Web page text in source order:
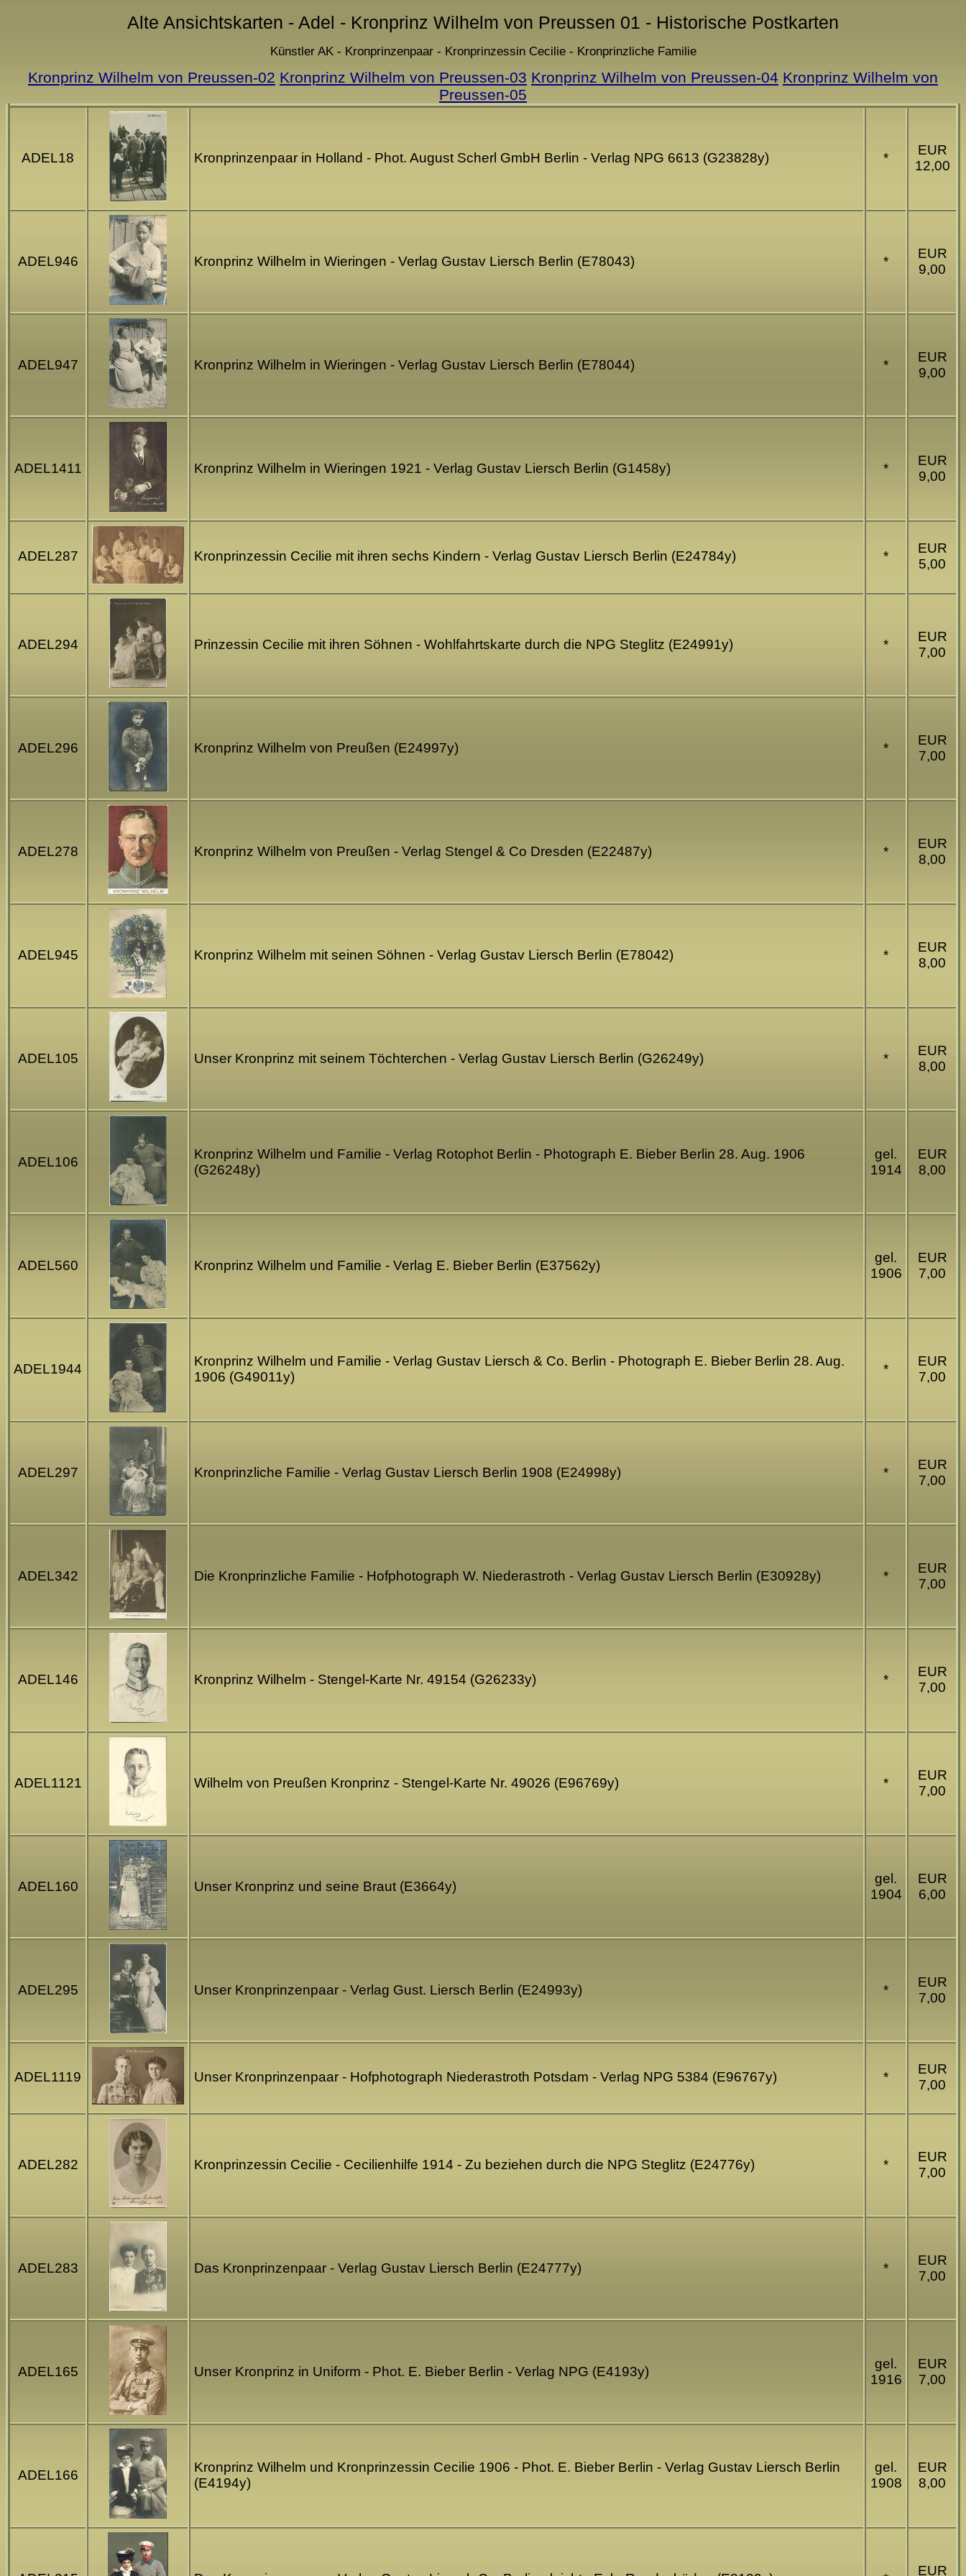
Alte Ansichtskarten - Adel - Kronprinz Wilhelm von Preussen 01 - Historische Postkarten
Künstler AK - Kronprinzenpaar - Kronprinzessin Cecilie - Kronprinzliche Familie
Kronprinz Wilhelm von Preussen-02 Kronprinz Wilhelm von Preussen-03 Kronprinz Wilhelm von Preussen-04 Kronprinz Wilhelm von
Preussen-05
ADEL18 Kronprinzenpaar in Holland - Phot. August Scherl GmbH Berlin - Verlag NPG 6613 (G23828y) *
EUR
12,00
ADEL946 Kronprinz Wilhelm in Wieringen - Verlag Gustav Liersch Berlin (E78043) *
EUR
9,00
ADEL947 Kronprinz Wilhelm in Wieringen - Verlag Gustav Liersch Berlin (E78044) *
EUR
9,00
ADEL1411 Kronprinz Wilhelm in Wieringen 1921 - Verlag Gustav Liersch Berlin (G1458y) *
EUR
9,00
ADEL287 Kronprinzessin Cecilie mit ihren sechs Kindern - Verlag Gustav Liersch Berlin (E24784y) *
EUR
5,00
ADEL294 Prinzessin Cecilie mit ihren Söhnen - Wohlfahrtskarte durch die NPG Steglitz (E24991y) *
EUR
7,00
ADEL296 Kronprinz Wilhelm von Preußen (E24997y) *
EUR
7,00
ADEL278 Kronprinz Wilhelm von Preußen - Verlag Stengel & Co Dresden (E22487y) *
EUR
8,00
ADEL945 Kronprinz Wilhelm mit seinen Söhnen - Verlag Gustav Liersch Berlin (E78042) *
EUR
8,00
ADEL105 Unser Kronprinz mit seinem Töchterchen - Verlag Gustav Liersch Berlin (G26249y) *
EUR
8,00
ADEL106
Kronprinz Wilhelm und Familie - Verlag Rotophot Berlin - Photograph E. Bieber Berlin 28. Aug. 1906
(G26248y)
gel.
1914
EUR
8,00
ADEL560 Kronprinz Wilhelm und Familie - Verlag E. Bieber Berlin (E37562y)
gel.
1906
EUR
7,00
ADEL1944
Kronprinz Wilhelm und Familie - Verlag Gustav Liersch & Co. Berlin - Photograph E. Bieber Berlin 28. Aug.
1906 (G49011y)
*
EUR
7,00
ADEL297 Kronprinzliche Familie - Verlag Gustav Liersch Berlin 1908 (E24998y) *
EUR
7,00
ADEL342 Die Kronprinzliche Familie - Hofphotograph W. Niederastroth - Verlag Gustav Liersch Berlin (E30928y) *
EUR
7,00
ADEL146 Kronprinz Wilhelm - Stengel-Karte Nr. 49154 (G26233y) *
EUR
7,00
ADEL1121 Wilhelm von Preußen Kronprinz - Stengel-Karte Nr. 49026 (E96769y) *
EUR
7,00
ADEL160 Unser Kronprinz und seine Braut (E3664y)
gel.
1904
EUR
6,00
ADEL295 Unser Kronprinzenpaar - Verlag Gust. Liersch Berlin (E24993y) *
EUR
7,00
ADEL1119 Unser Kronprinzenpaar - Hofphotograph Niederastroth Potsdam - Verlag NPG 5384 (E96767y) *
EUR
7,00
ADEL282 Kronprinzessin Cecilie - Cecilienhilfe 1914 - Zu beziehen durch die NPG Steglitz (E24776y) *
EUR
7,00
ADEL283 Das Kronprinzenpaar - Verlag Gustav Liersch Berlin (E24777y) *
EUR
7,00
ADEL165 Unser Kronprinz in Uniform - Phot. E. Bieber Berlin - Verlag NPG (E4193y)
gel.
1916
EUR
7,00
ADEL166
Kronprinz Wilhelm und Kronprinzessin Cecilie 1906 - Phot. E. Bieber Berlin - Verlag Gustav Liersch Berlin
(E4194y)
gel.
1908
EUR
8,00
EUR